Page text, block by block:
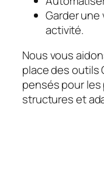
Garder une
activité.
Nous vous
place des outils
pensés pour
structures et